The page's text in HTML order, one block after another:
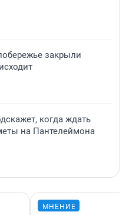
закрыли
когда ждать
на Пантелеймона
МНЕНИЕ